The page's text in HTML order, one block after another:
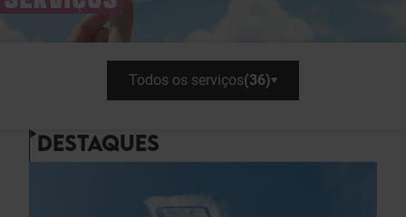
Todos os serviços(36)
DESTAQUES